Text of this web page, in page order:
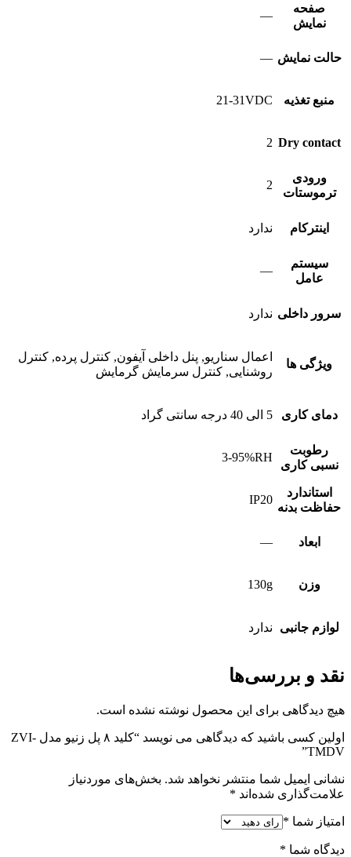
صفحه
نمایش
—
حالت نمایش —
منبع تغذیه 21-31VDC
Dry contact
2
ورودی
ترموستات
2
اینترکام ندارد
سیستم
عامل
—
سرور داخلی ندارد
ویژگی ها
اعمال سناریو, پنل داخلی آیفون, کنترل پرده, کنترل
روشنایی, کنترل سرمایش گرمایش
دمای کاری 5 الی 40 درجه سانتی گراد
رطوبت
نسبی کاری
3-95%RH
استاندارد
حفاظت بدنه
IP20
ابعاد —
وزن 130g
لوازم جانبی ندارد
نقد و بررسی‌ها
هیچ دیدگاهی برای این محصول نوشته نشده است.
اولین کسی باشید که دیدگاهی می نویسد “کلید ۸ پل زنیو مدل ZVI-
TMDV”
نشانی ایمیل شما منتشر نخواهد شد. بخش‌های موردنیاز
علامت‌گذاری شده‌اند *
امتیاز شما *
دیدگاه شما *